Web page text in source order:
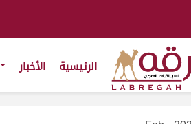
الرئيسية الأخبار